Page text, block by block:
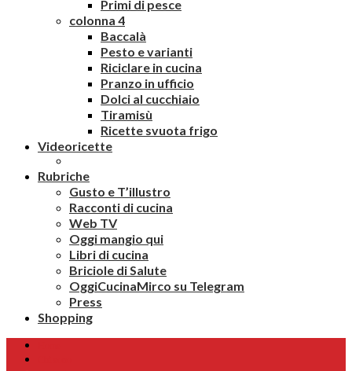
Primi di pesce
colonna 4
Baccalà
Pesto e varianti
Riciclare in cucina
Pranzo in ufficio
Dolci al cucchiaio
Tiramisù
Ricette svuota frigo
Videoricette
Rubriche
Gusto e T’illustro
Racconti di cucina
Web TV
Oggi mangio qui
Libri di cucina
Briciole di Salute
OggiCucinaMirco su Telegram
Press
Shopping